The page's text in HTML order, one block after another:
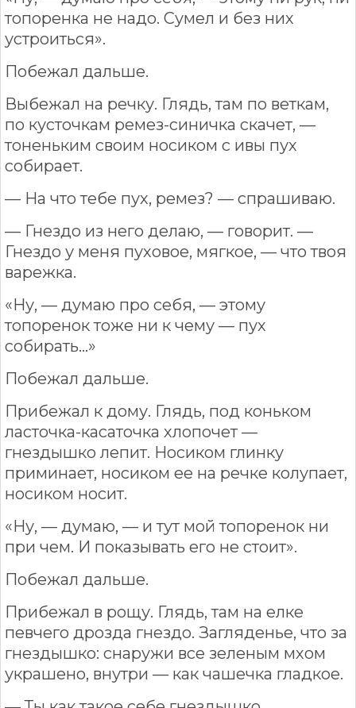
топоренка не надо. Сумел и без них
устроиться».
Побежал дальше.
Выбежал на речку. Глядь, там по веткам,
по кусточкам ремез-синичка скачет, —
тоненьким своим носиком с ивы пух
собирает.
— На что тебе пух, ремез? — спрашиваю.
— Гнездо из него делаю, — говорит. —
Гнездо у меня пуховое, мягкое, — что твоя
варежка.
«Ну, — думаю про себя, — этому
топоренок тоже ни к чему — пух
собирать...»
Побежал дальше.
Прибежал к дому. Глядь, под коньком
ласточка-касаточка хлопочет —
гнездышко лепит. Носиком глинку
приминает, носиком ее на речке колупает,
носиком носит.
«Ну, — думаю, — и тут мой топоренок ни
при чем. И показывать его не стоит».
Побежал дальше.
Прибежал в рощу. Глядь, там на елке
певчего дрозда гнездо. Загляденье, что за
гнездышко: снаружи все зеленым мхом
украшено, внутри — как чашечка гладкое.